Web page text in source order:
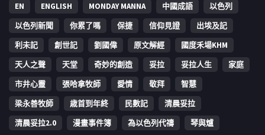
EN ENGLISH MONDAY MANNA 中國成語
以色列
以色列新聞
你累了嗎 保捷 信仰見證
出埃及記
利未記
創世記 劉國偉 原文解經
國度禾場KHM
天人之聲
天堂 奇妙的創造 妥拉 妥拉人生
家庭
市井心靈
張哈拿牧師 愛情 敬拜
智慧
梁永善牧師
歳首到年終 民數記
清晨妥拉
清晨妥拉2.0
漫畫事件簿 為以色列代禱 琴與爐